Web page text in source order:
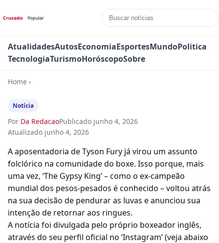
AtualidadesAutosEconomiaEsportesMundoPolitica
TecnologiaTurismoHoróscopoSobre
Home ›
Notícia
Por Da RedacaoPublicado junho 4, 2026
Atualizado junho 4, 2026
A aposentadoria de Tyson Fury já virou um assunto
folclórico na comunidade do boxe. Isso porque, mais
uma vez, ‘The Gypsy King’ – como o ex-campeão
mundial dos pesos-pesados é conhecido – voltou atrás
na sua decisão de pendurar as luvas e anunciou sua
intenção de retornar aos ringues.
A notícia foi divulgada pelo próprio boxeador inglês,
através do seu perfil oficial no ‘Instagram’ (veja abaixo